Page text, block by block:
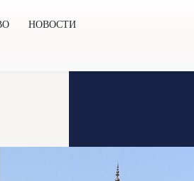
НОВОСТИ